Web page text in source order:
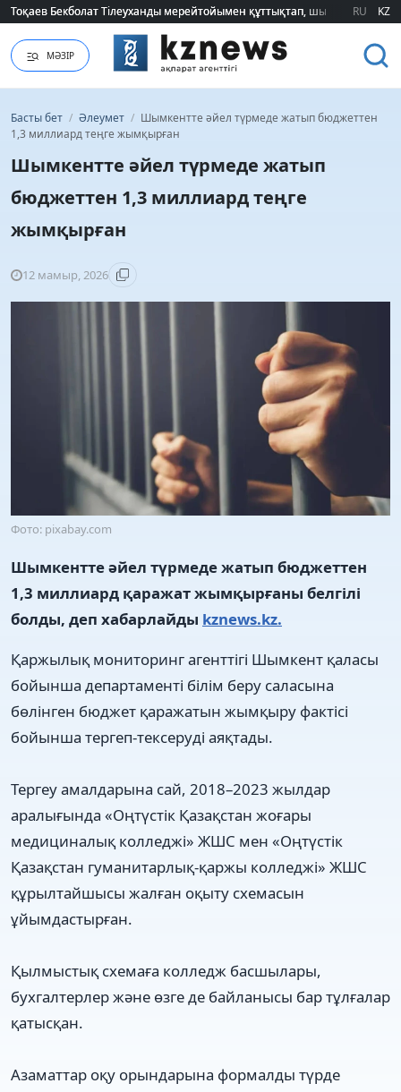
Тоқаев Бекболат Тілеуханды мерейтойымен құттықтап, шығармашылық
Тоқаев Бекболат Тілеуханды мерейтойымен құттықтап, шығармашылық
RU KZ
МӘЗІР
Басты бет / Әлеумет / Шымкентте әйел түрмеде жатып бюджеттен
1,3 миллиард теңге жымқырған
Шымкентте әйел түрмеде жатып
бюджеттен 1,3 миллиард теңге
жымқырған
12 мамыр, 2026
Фото: pixabay.com
Шымкентте әйел түрмеде жатып бюджеттен
1,3 миллиард қаражат жымқырғаны белгілі
болды, деп хабарлайды kznews.kz.
Қаржылық мониторинг агенттігі Шымкент қаласы
бойынша департаменті білім беру саласына
бөлінген бюджет қаражатын жымқыру фактісі
бойынша тергеп-тексеруді аяқтады.
Тергеу амалдарына сай, 2018–2023 жылдар
аралығында «Оңтүстік Қазақстан жоғары
медициналық колледжі» ЖШС мен «Оңтүстік
Қазақстан гуманитарлық-қаржы колледжі» ЖШС
құрылтайшысы жалған оқыту схемасын
ұйымдастырған.
Қылмыстық схемаға колледж басшылары,
бухгалтерлер және өзге де байланысы бар тұлғалар
қатысқан.
Азаматтар оқу орындарына формалды түрде